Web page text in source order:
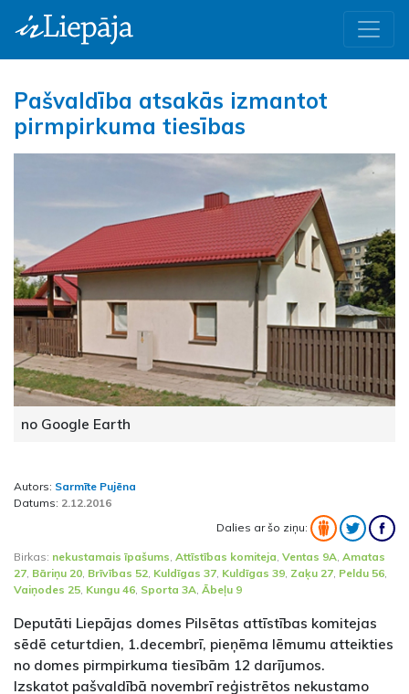
Pašvaldība atsakās izmantot
pirmpirkuma tiesības
no Google Earth
Autors: Sarmīte Pujēna
Datums: 2.12.2016
Dalies ar šo ziņu:
Birkas: nekustamais īpašums, Attīstības komiteja, Ventas 9A, Amatas
27, Bāriņu 20, Brīvības 52, Kuldīgas 37, Kuldīgas 39, Zaķu 27, Peldu 56,
Vaiņodes 25, Kungu 46, Sporta 3A, Ābeļu 9
Deputāti Liepājas domes Pilsētas attīstības komitejas
sēdē ceturtdien, 1.decembrī, pieņēma lēmumu atteikties
no domes pirmpirkuma tiesībām 12 darījumos.
Izskatot pašvaldībā novembrī reģistrētos nekustamo